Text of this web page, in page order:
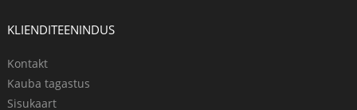
KLIENDITEENINDUS
Kontakt
Kauba tagastus
Sisukaart